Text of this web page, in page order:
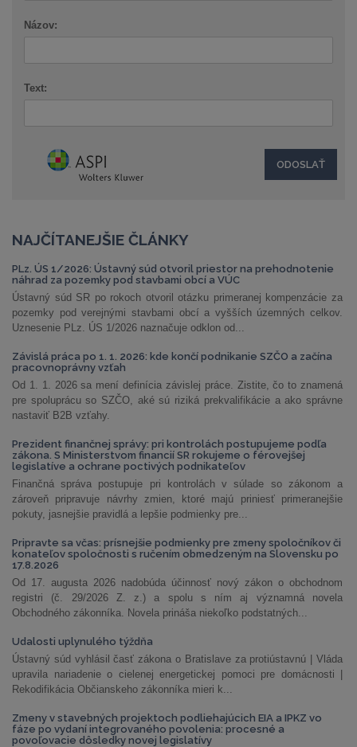
Názov:
Text:
NAJČÍTANEJŠIE ČLÁNKY
PLz. ÚS 1/2026: Ústavný súd otvoril priestor na prehodnotenie
náhrad za pozemky pod stavbami obcí a VÚC
Ústavný súd SR po rokoch otvoril otázku primeranej kompenzácie za
pozemky pod verejnými stavbami obcí a vyšších územných celkov.
Uznesenie PLz. ÚS 1/2026 naznačuje odklon od...
Závislá práca po 1. 1. 2026: kde končí podnikanie SZČO a začína
pracovnoprávny vzťah
Od 1. 1. 2026 sa mení definícia závislej práce. Zistite, čo to znamená
pre spoluprácu so SZČO, aké sú riziká prekvalifikácie a ako správne
nastaviť B2B vzťahy.
Prezident finančnej správy: pri kontrolách postupujeme podľa
zákona. S Ministerstvom financií SR rokujeme o férovejšej
legislatíve a ochrane poctivých podnikateľov
Finančná správa postupuje pri kontrolách v súlade so zákonom a
zároveň pripravuje návrhy zmien, ktoré majú priniesť primeranejšie
pokuty, jasnejšie pravidlá a lepšie podmienky pre...
Pripravte sa včas: prísnejšie podmienky pre zmeny spoločníkov či
konateľov spoločnosti s ručením obmedzeným na Slovensku po
17.8.2026
Od 17. augusta 2026 nadobúda účinnosť nový zákon o obchodnom
registri (č. 29/2026 Z. z.) a spolu s ním aj významná novela
Obchodného zákonníka. Novela prináša niekoľko podstatných...
Udalosti uplynulého týždňa
Ústavný súd vyhlásil časť zákona o Bratislave za protiústavnú | Vláda
upravila nariadenie o cielenej energetickej pomoci pre domácnosti |
Rekodifikácia Občianskeho zákonníka mieri k...
Zmeny v stavebných projektoch podliehajúcich EIA a IPKZ vo
fáze po vydaní integrovaného povolenia: procesné a
povoľovacie dôsledky novej legislatívy